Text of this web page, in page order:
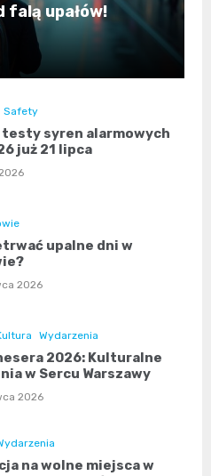
upałów!
Safety
testy syren alarmowych
już 21 lipca
upalne dni w
2026
Wydarzenia
2026: Kulturalne
w Sercu Warszawy
2026
na wolne miejsca w